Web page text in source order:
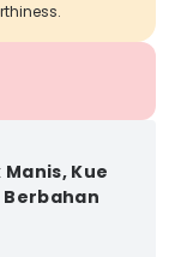
Kue